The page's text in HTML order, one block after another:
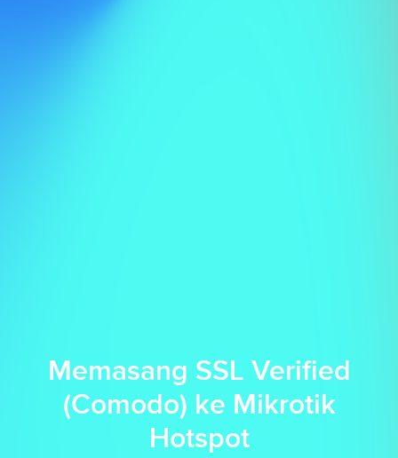
Memasang SSL Verified
(Comodo) ke Mikrotik
Hotspot